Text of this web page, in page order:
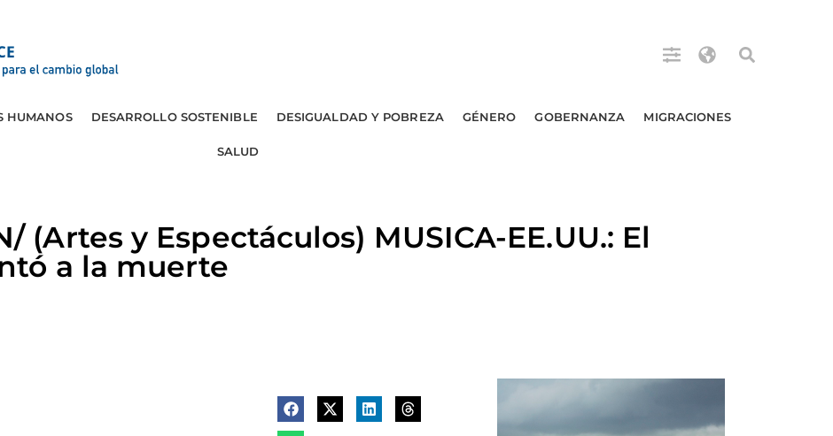
HUMANOS DESARROLLO SOSTENIBLE DESIGUALDAD Y POBREZA GÉNERO GOBERNANZA MIGRACIONES
SALUD
(Artes y Espectáculos) MUSICA-EE.UU.: El
a la muerte